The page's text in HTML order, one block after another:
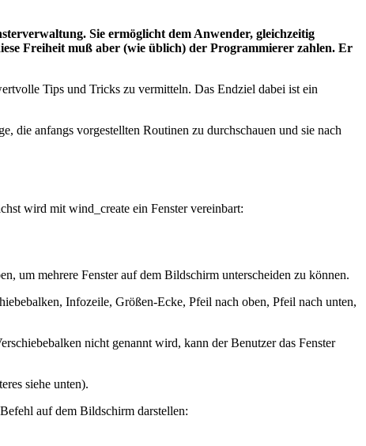
Sie ermöglicht dem Anwender, gleichzeitig
Freiheit muß aber (wie üblich) der Programmierer zahlen. Er
Tips und Tricks zu vermitteln. Das Endziel dabei ist ein
die anfangs vorgestellten Routinen zu durchschauen und sie nach
wird mit wind_create ein Fenster vereinbart:
um mehrere Fenster auf dem Bildschirm unterscheiden zu können.
Infozeile, Größen-Ecke, Pfeil nach oben, Pfeil nach unten,
nicht genannt wird, kann der Benutzer das Fenster
siehe unten).
auf dem Bildschirm darstellen: